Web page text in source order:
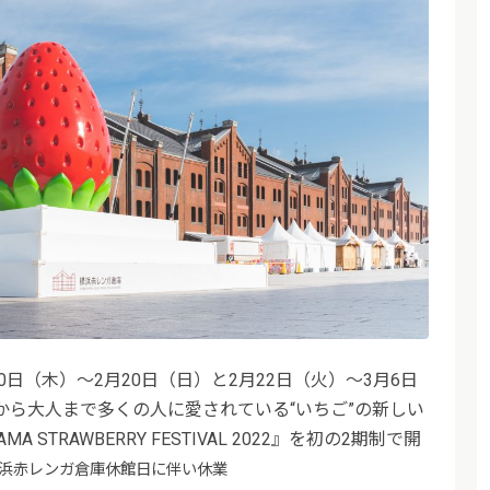
（木）〜2月20日（日）と2月22日（火）〜3月6日
大人まで多くの人に愛されている“いちご”の新しい
STRAWBERRY FESTIVAL 2022』を初の2期制で開
赤レンガ倉庫休館日に伴い休業